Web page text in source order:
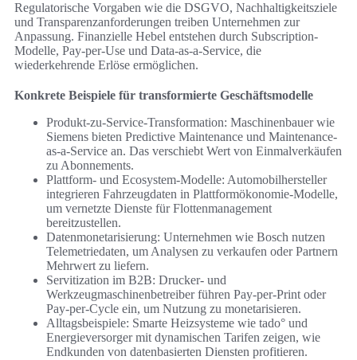
Regulatorische Vorgaben wie die DSGVO, Nachhaltigkeitsziele
und Transparenzanforderungen treiben Unternehmen zur
Anpassung. Finanzielle Hebel entstehen durch Subscription-
Modelle, Pay-per-Use und Data-as-a-Service, die
wiederkehrende Erlöse ermöglichen.
Konkrete Beispiele für transformierte Geschäftsmodelle
Produkt-zu-Service-Transformation: Maschinenbauer wie
Siemens bieten Predictive Maintenance und Maintenance-
as-a-Service an. Das verschiebt Wert von Einmalverkäufen
zu Abonnements.
Plattform- und Ecosystem-Modelle: Automobilhersteller
integrieren Fahrzeugdaten in Plattformökonomie-Modelle,
um vernetzte Dienste für Flottenmanagement
bereitzustellen.
Datenmonetarisierung: Unternehmen wie Bosch nutzen
Telemetriedaten, um Analysen zu verkaufen oder Partnern
Mehrwert zu liefern.
Servitization im B2B: Drucker- und
Werkzeugmaschinenbetreiber führen Pay-per-Print oder
Pay-per-Cycle ein, um Nutzung zu monetarisieren.
Alltagsbeispiele: Smarte Heizsysteme wie tado° und
Energieversorger mit dynamischen Tarifen zeigen, wie
Endkunden von datenbasierten Diensten profitieren.